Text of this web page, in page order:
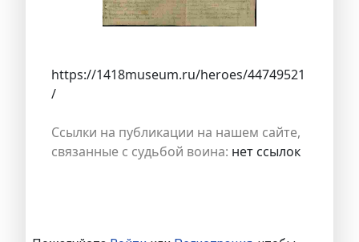
https://1418museum.ru/heroes/44749521
/
Ссылки на публикации на нашем сайте,
связанные с судьбой воина: нет ссылок